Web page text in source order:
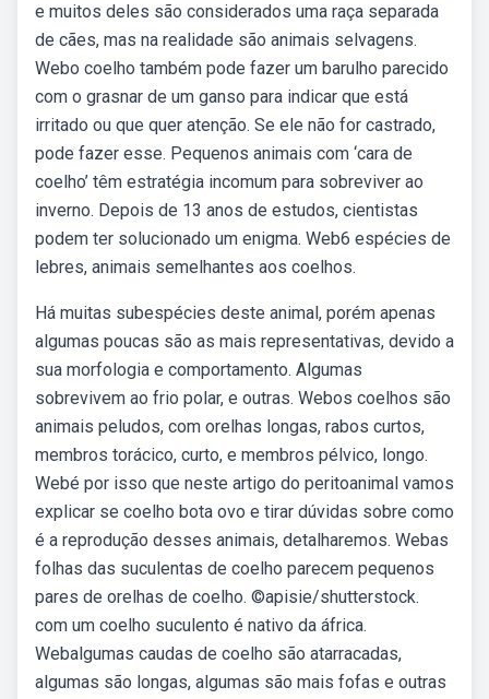
e muitos deles são considerados uma raça separada
de cães, mas na realidade são animais selvagens.
Webo coelho também pode fazer um barulho parecido
com o grasnar de um ganso para indicar que está
irritado ou que quer atenção. Se ele não for castrado,
pode fazer esse. Pequenos animais com ‘cara de
coelho’ têm estratégia incomum para sobreviver ao
inverno. Depois de 13 anos de estudos, cientistas
podem ter solucionado um enigma. Web6 espécies de
lebres, animais semelhantes aos coelhos.
Há muitas subespécies deste animal, porém apenas
algumas poucas são as mais representativas, devido a
sua morfologia e comportamento. Algumas
sobrevivem ao frio polar, e outras. Webos coelhos são
animais peludos, com orelhas longas, rabos curtos,
membros torácico, curto, e membros pélvico, longo.
Webé por isso que neste artigo do peritoanimal vamos
explicar se coelho bota ovo e tirar dúvidas sobre como
é a reprodução desses animais, detalharemos. Webas
folhas das suculentas de coelho parecem pequenos
pares de orelhas de coelho. ©apisie/shutterstock.
com um coelho suculento é nativo da áfrica.
Webalgumas caudas de coelho são atarracadas,
algumas são longas, algumas são mais fofas e outras